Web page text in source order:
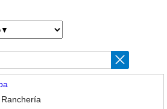
Ranchería